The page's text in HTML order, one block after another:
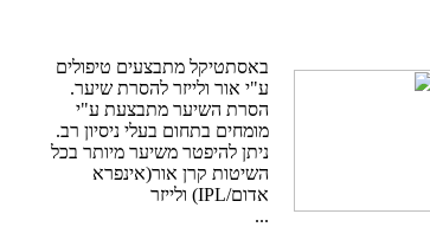
באסתטיקל מתבצעים טיפולים
ע"י אור ולייזר להסרת שיער.
הסרת השיער מתבצעת ע"י
מומחים בתחום בעלי ניסיון רב.
ניתן להיפטר משיער מיותר בכל
השיטות קרן אור(אינפרא
אדום/IPL) ולייזר
...